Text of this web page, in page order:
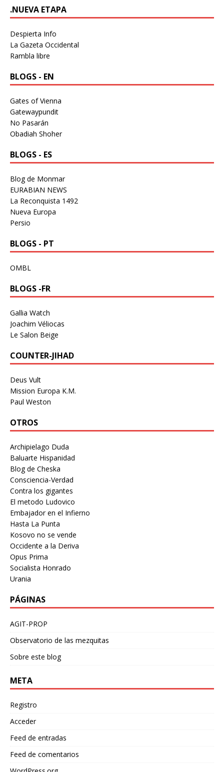
.NUEVA ETAPA
Despierta Info
La Gazeta Occidental
Rambla libre
BLOGS - EN
Gates of Vienna
Gatewaypundit
No Pasarán
Obadiah Shoher
BLOGS - ES
Blog de Monmar
EURABIAN NEWS
La Reconquista 1492
Nueva Europa
Persio
BLOGS - PT
OMBL
BLOGS -FR
Gallia Watch
Joachim Véliocas
Le Salon Beige
COUNTER-JIHAD
Deus Vult
Mission Europa K.M.
Paul Weston
OTROS
Archipielago Duda
Baluarte Hispanidad
Blog de Cheska
Consciencia-Verdad
Contra los gigantes
El metodo Ludovico
Embajador en el Infierno
Hasta La Punta
Kosovo no se vende
Occidente a la Deriva
Opus Prima
Socialista Honrado
Urania
PÁGINAS
AGIT-PROP
Observatorio de las mezquitas
Sobre este blog
META
Registro
Acceder
Feed de entradas
Feed de comentarios